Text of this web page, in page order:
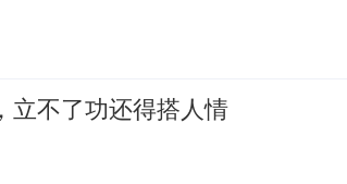
立不了功还得搭人情